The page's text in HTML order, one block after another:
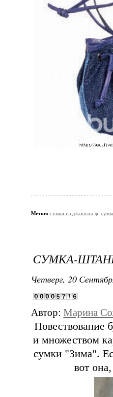
Метки: сумки из джинсов
СУМКА-
Четверг, 20
Автор: Марина
Повествование
и множеством
сумки "Зима".
вот